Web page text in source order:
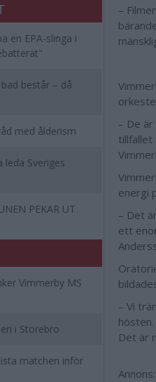
en EPA-slinga i
består – då
med ålderism
leda Sveriges
PEKAR UT
Vimmerby MS
i Storebro
matchen inför
–
– De
tillfället
energi
– Det
ett
– Vi
Det är
Annons: